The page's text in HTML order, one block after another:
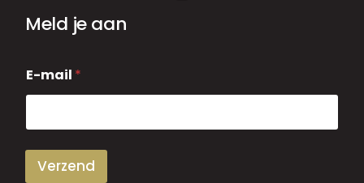
Meld je aan
-
m
i
E-mail *
Verzend